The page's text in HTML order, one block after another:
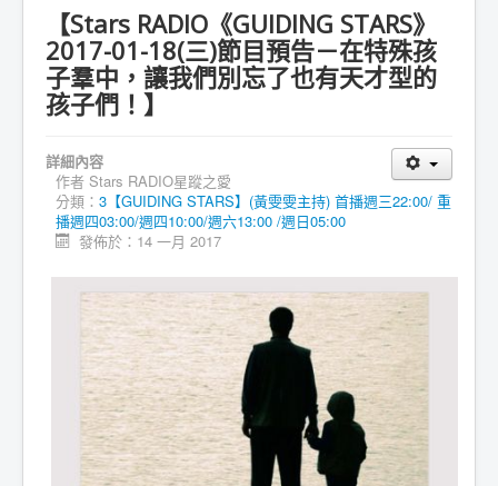
【Stars RADIO《GUIDING STARS》
2017-01-18(三)節目預告－在特殊孩
子羣中，讓我們別忘了也有天才型的
孩子們！】
詳細內容
作者 Stars RADIO星蹤之愛
分類： 3【GUIDING STARS】(黃雯雯主持) 首播週三22:00/ 重
播週四03:00/週四10:00/週六13:00 /週日05:00
發佈於：14 一月 2017